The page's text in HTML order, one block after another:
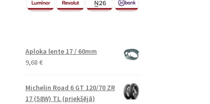
Aploka lente 17 / 60mm
9,68 €
Michelin Road 6 GT 120/70 ZR
17 (58W) TL (priekšējā)